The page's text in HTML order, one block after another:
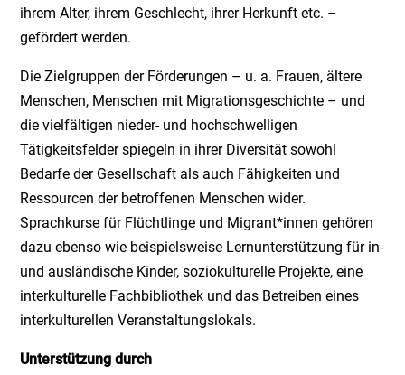
ihrem Alter, ihrem Geschlecht, ihrer Herkunft etc. –
gefördert werden.
Die Zielgruppen der Förderungen – u. a. Frauen, ältere
Menschen, Menschen mit Migrationsgeschichte – und
die vielfältigen nieder- und hochschwelligen
Tätigkeitsfelder spiegeln in ihrer Diversität sowohl
Bedarfe der Gesellschaft als auch Fähigkeiten und
Ressourcen der betroffenen Menschen wider.
Sprachkurse für Flüchtlinge und Migrant*innen gehören
dazu ebenso wie beispielsweise Lernunterstützung für in-
und ausländische Kinder, soziokulturelle Projekte, eine
interkulturelle Fachbibliothek und das Betreiben eines
interkulturellen Veranstaltungslokals.
Unterstützung durch